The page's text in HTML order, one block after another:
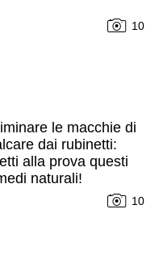
10
le macchie di
dai rubinetti:
alla prova questi
naturali!
10